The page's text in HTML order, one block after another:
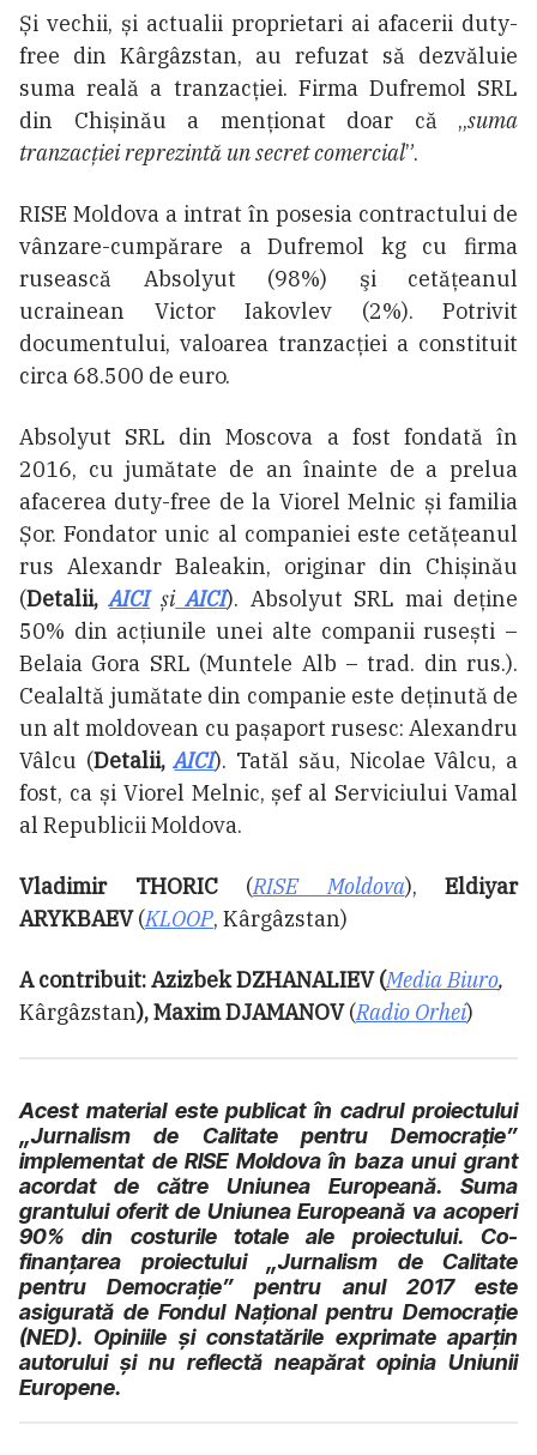
Și vechii, și actualii proprietari ai afacerii duty-
free din Kârgâzstan, au refuzat să dezvăluie
suma reală a tranzacției. Firma Dufremol SRL
din Chișinău a menționat doar că „suma
tranzacției reprezintă un secret comercial”.
RISE Moldova a intrat în posesia contractului de
vânzare-cumpărare a Dufremol kg cu firma
rusească Absolyut (98%) şi cetăţeanul
ucrainean Victor Iakovlev (2%). Potrivit
documentului, valoarea tranzacţiei a constituit
circa 68.500 de euro.
Absolyut SRL din Moscova a fost fondată în
2016, cu jumătate de an înainte de a prelua
afacerea duty-free de la Viorel Melnic și familia
Șor. Fondator unic al companiei este cetățeanul
rus Alexandr Baleakin, originar din Chișinău
(Detalii,AICI șiAICI). Absolyut SRL mai deține
50% din acțiunile unei alte companii rusești –
Belaia Gora SRL (Muntele Alb – trad. din rus.).
Cealaltă jumătate din companie este deținută de
un alt moldovean cu pașaport rusesc: Alexandru
Vâlcu (Detalii,AICI). Tatăl său, Nicolae Vâlcu, a
fost, ca și Viorel Melnic, șef al Serviciului Vamal
al Republicii Moldova.
Vladimir THORIC(RISE Moldova), Eldiyar
ARYKBAEV(KLOOP, Kârgâzstan)
A contribuit: Azizbek DZHANALIEV (Media Biuro,
Kârgâzstan), Maxim DJAMANOV(Radio Orhei)
Acest material este publicat în cadrul proiectului
„Jurnalism de Calitate pentru Democrație”
implementat de RISE Moldova în baza unui grant
acordat de către Uniunea Europeană. Suma
grantului oferit de Uniunea Europeană va acoperi
90% din costurile totale ale proiectului. Co-
finanțarea proiectului „Jurnalism de Calitate
pentru Democrație” pentru anul 2017 este
asigurată de Fondul Naţional pentru Democraţie
(NED). Opiniile și constatările exprimate aparțin
autorului și nu reflectă neapărat opinia Uniunii
Europene.